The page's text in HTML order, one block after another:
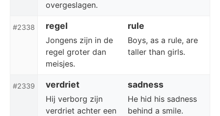
overgeslagen.
#2338 regel rule
Jongens zijn in de
regel groter dan
meisjes.
Boys, as a rule, are
taller than girls.
#2339 verdriet sadness
Hij verborg zijn
verdriet achter een
He hid his sadness
behind a smile.